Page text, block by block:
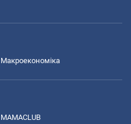
Макроекономіка
MAMACLUB